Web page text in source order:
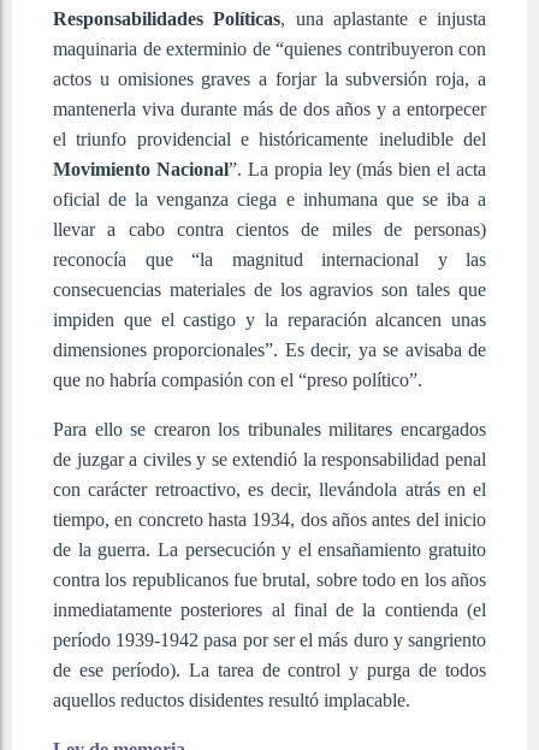
Responsabilidades Políticas, una aplastante e injusta
maquinaria de exterminio de “quienes contribuyeron con
actos u omisiones graves a forjar la subversión roja, a
mantenerla viva durante más de dos años y a entorpecer
el triunfo providencial e históricamente ineludible del
Movimiento Nacional”. La propia ley (más bien el acta
oficial de la venganza ciega e inhumana que se iba a
llevar a cabo contra cientos de miles de personas)
reconocía que “la magnitud internacional y las
consecuencias materiales de los agravios son tales que
impiden que el castigo y la reparación alcancen unas
dimensiones proporcionales”. Es decir, ya se avisaba de
que no habría compasión con el “preso político”.
Para ello se crearon los tribunales militares encargados
de juzgar a civiles y se extendió la responsabilidad penal
con carácter retroactivo, es decir, llevándola atrás en el
tiempo, en concreto hasta 1934, dos años antes del inicio
de la guerra. La persecución y el ensañamiento gratuito
contra los republicanos fue brutal, sobre todo en los años
inmediatamente posteriores al final de la contienda (el
período 1939-1942 pasa por ser el más duro y sangriento
de ese período). La tarea de control y purga de todos
aquellos reductos disidentes resultó implacable.